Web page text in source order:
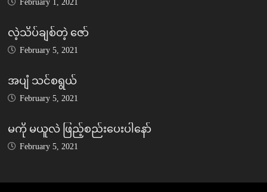
February 1, 2021
လဲ့သိပ်ချစ်တဲ့ ဇော်
February 5, 2021
အပျံ သင်စရွယ်
February 5, 2021
မကို မယူလဲ ဖြည့်စည်းပေးပါနော်
February 5, 2021